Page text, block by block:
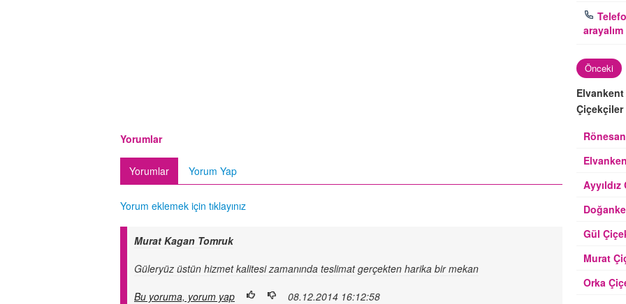
Yorumlar
Yorumlar Yorum Yap
Yorum eklemek için tıklayınız
Murat Kagan Tomruk
Güleryüz üstün hizmet kalitesi zamanında teslimat gerçekten harika bir mekan
Bu yoruma, yorum yap
08.12.2014 16:12:58
arayalım
Önceki
Elvankent
Çiçekçiler
Gül
Murat
Orka